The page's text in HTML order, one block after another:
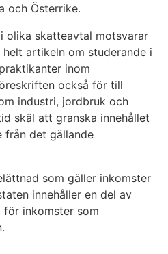
och Österrike.
olika skatteavtal motsvarar
artikeln om studerande i
inom
också för till
industri, jordbruk och
skäl att granska innehållet
från det gällande
som gäller inkomster
innehåller en del av
för inkomster som